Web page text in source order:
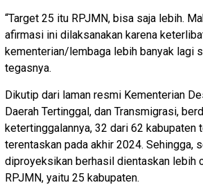
“Target 25 itu RPJMN, bisa saja lebih.
afirmasi ini dilaksanakan karena
kementerian/lembaga lebih banyak lagi
tegasnya.
Dikutip dari laman resmi Kementerian
Daerah Tertinggal, dan Transmigrasi,
ketertinggalannya, 32 dari 62 kabupaten
terentaskan pada akhir 2024. Sehingga,
diproyeksikan berhasil dientaskan lebih
RPJMN, yaitu 25 kabupaten.